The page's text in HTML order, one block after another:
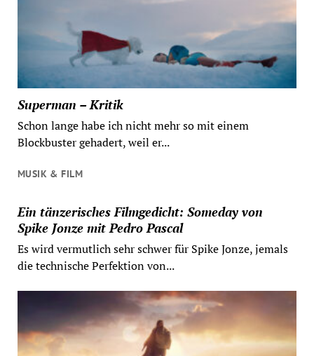
Superman – Kritik
Schon lange habe ich nicht mehr so mit einem
Blockbuster gehadert, weil er...
MUSIK & FILM
Ein tänzerisches Filmgedicht: Someday von
Spike Jonze mit Pedro Pascal
Es wird vermutlich sehr schwer für Spike Jonze, jemals
die technische Perfektion von...